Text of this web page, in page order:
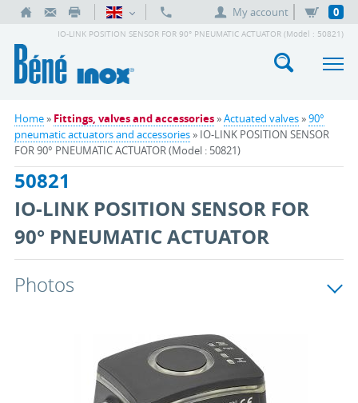
My account 0
IO-LINK POSITION SENSOR FOR 90° PNEUMATIC ACTUATOR (Model : 50821)
Home» Fittings, valves and accessories»Actuated valves»90°
pneumatic actuators and accessories» IO-LINK POSITION SENSOR
FOR 90° PNEUMATIC ACTUATOR (Model : 50821)
50821
IO-LINK POSITION SENSOR FOR
90° PNEUMATIC ACTUATOR
Photos